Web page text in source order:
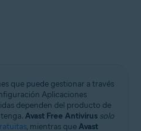
- 32 o 64 bits
que puede gestionar a través
Aplicaciones
dependen del producto de
Avast Free Antivirus solo
, mientras queAvast